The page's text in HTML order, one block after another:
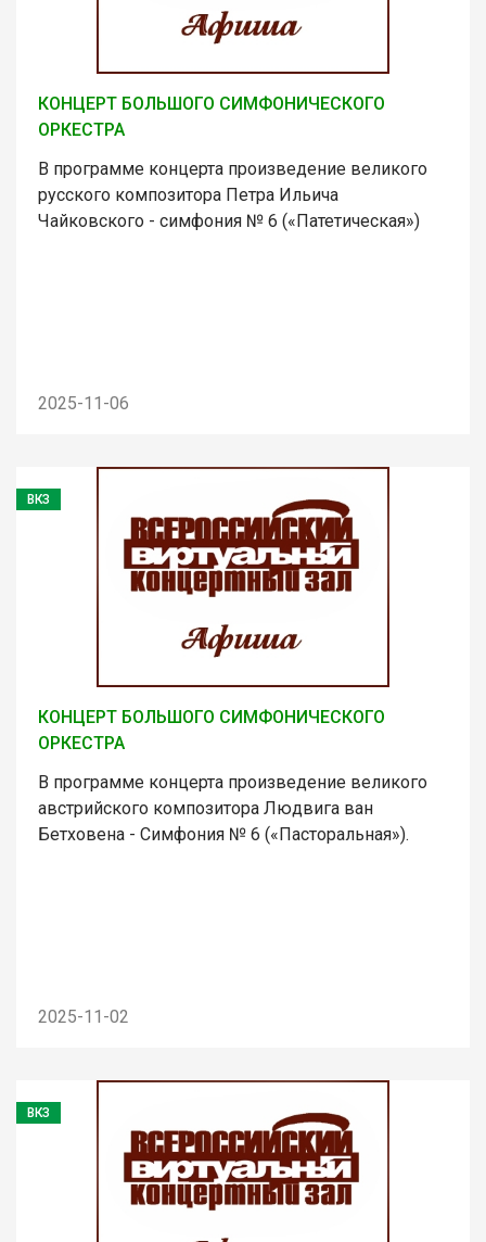
КОНЦЕРТ БОЛЬШОГО СИМФОНИЧЕСКОГО
ОРКЕСТРА
В программе концерта произведение великого
русского композитора Петра Ильича
Чайковского - симфония № 6 («Патетическая»)
2025-11-06
ВКЗ
КОНЦЕРТ БОЛЬШОГО СИМФОНИЧЕСКОГО
ОРКЕСТРА
В программе концерта произведение великого
австрийского композитора Людвига ван
Бетховена - Симфония № 6 («Пасторальная»).
2025-11-02
ВКЗ